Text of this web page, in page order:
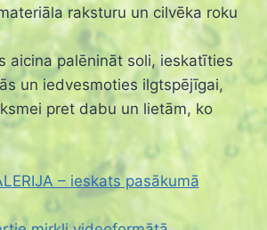
raksturu un cilvēka roku
aicina palēnināt soli, ieskatīties
un iedvesmoties ilgtspējīgai,
pret dabu un lietām, ko
– ieskats pasākumā